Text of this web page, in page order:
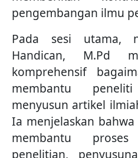
pengembangan ilmu
Pada sesi utama,
Handican, M.Pd
komprehensif
membantu
menyusun artikel
Ia menjelaskan
membantu
penelitian,